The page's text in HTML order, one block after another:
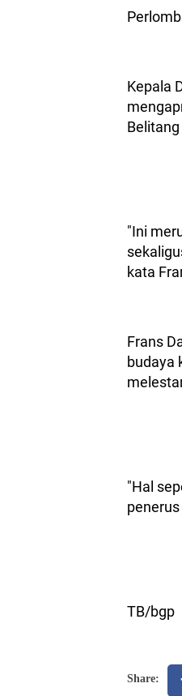
Kepala
"Ini
kata
Frans
budaya
"Hal
TB/bgp
Share: